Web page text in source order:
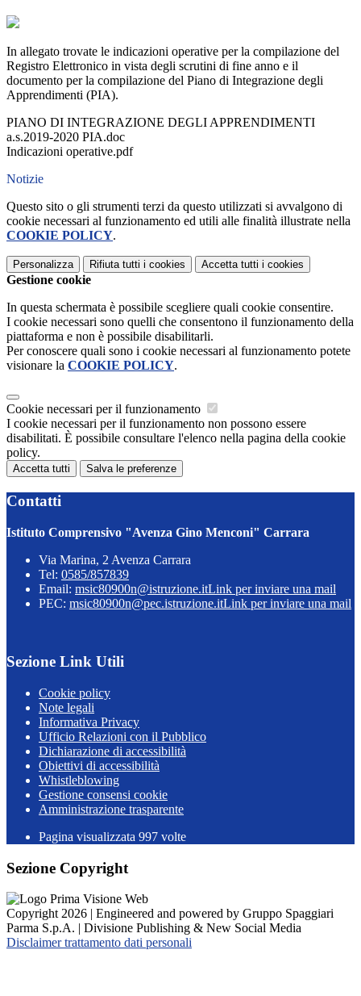
In allegato trovate le indicazioni operative per la compilazione del
Registro Elettronico in vista degli scrutini di fine anno e il
documento per la compilazione del Piano di Integrazione degli
Apprendimenti (PIA).
PIANO DI INTEGRAZIONE DEGLI APPRENDIMENTI
a.s.2019-2020 PIA.doc
Indicazioni operative.pdf
Notizie
Questo sito o gli strumenti terzi da questo utilizzati si avvalgono di
cookie necessari al funzionamento ed utili alle finalità illustrate nella
COOKIE POLICY.
Personalizza Rifiuta tutti i cookies Accetta tutti i cookies
Gestione cookie
In questa schermata è possibile scegliere quali cookie consentire.
I cookie necessari sono quelli che consentono il funzionamento della
piattaforma e non è possibile disabilitarli.
Per conoscere quali sono i cookie necessari al funzionamento potete
visionare la COOKIE POLICY.
Cookie necessari per il funzionamento
I cookie necessari per il funzionamento non possono essere
disabilitati. È possibile consultare l'elenco nella pagina della cookie
policy.
Accetta tutti Salva le preferenze
Contatti
Istituto Comprensivo "Avenza Gino Menconi" Carrara
Via Marina, 2 Avenza Carrara
Tel: 0585/857839
Email: msic80900n@istruzione.itLink per inviare una mail
PEC: msic80900n@pec.istruzione.itLink per inviare una mail
Sezione Link Utili
Cookie policy
Note legali
Informativa Privacy
Ufficio Relazioni con il Pubblico
Dichiarazione di accessibilità
Obiettivi di accessibilità
Whistleblowing
Gestione consensi cookie
Amministrazione trasparente
Pagina visualizzata 997 volte
Sezione Copyright
Copyright 2026 | Engineered and powered by Gruppo Spaggiari
Parma S.p.A. | Divisione Publishing & New Social Media
Disclaimer trattamento dati personali